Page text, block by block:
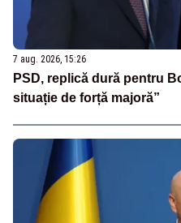
7 aug. 2026, 15:26
PSD, replică dură pentru
situație de forță majoră”